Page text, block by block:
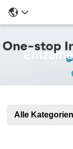
Alle Kategorien